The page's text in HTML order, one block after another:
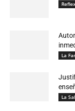
La
La